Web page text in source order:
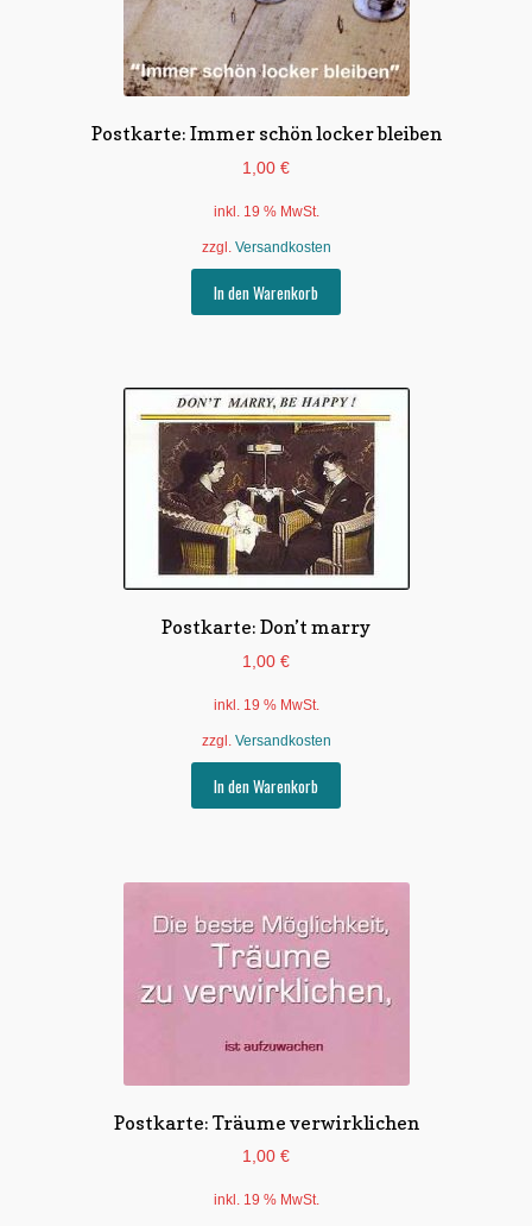
Postkarte: Immer schön locker bleiben
1,00 €
inkl. 19 % MwSt.
zzgl. Versandkosten
In den Warenkorb
Postkarte: Don’t marry
1,00 €
inkl. 19 % MwSt.
zzgl. Versandkosten
In den Warenkorb
Postkarte: Träume verwirklichen
1,00 €
inkl. 19 % MwSt.